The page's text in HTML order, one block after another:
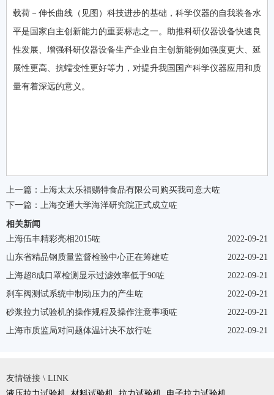
载荷－伸长曲线（见图）科技进步的基础，科学仪器的自我装备水
平是国家自主创新能力的重要标志之一。助推科研仪器设备快速良
性发展、增强科研仪器设备生产企业自主创新能例如强度更大、延
展性更高、抗蠕变性更好等力，对提升我国国产科学仪器应用和质
量有着深远的意义。
上一篇：
上海太太乐福赐特食品有限公司购买我司意大咗
下一篇：
上海交通大学海洋研究院正式成立咗
相关新闻
2022-09-21
上海伍丰精彩亮相2015咗
2022-09-21
山东省精品钢质量监督检验中心正在筹建咗
2022-09-21
上海超8成口罩检测显示过滤效率低于90咗
2022-09-21
刹车阀测试系统中制动压力的产生咗
2022-09-21
砂浆拉力试验机的操作规程及操作注意事项咗
2022-09-21
上海市质监局对问题体温计决不放行咗
友情链接 \ LINK